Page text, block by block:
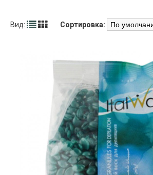
Вид: Сортировка: